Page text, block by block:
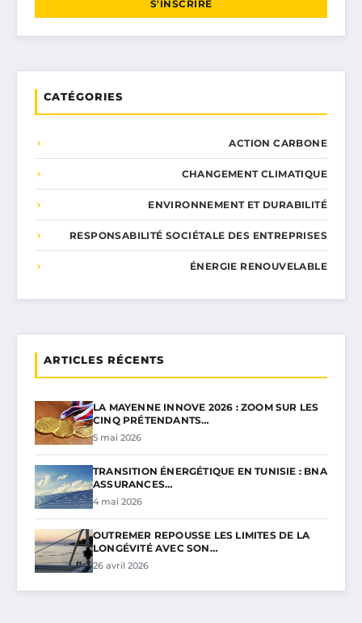
S'INSCRIRE
CATÉGORIES
ACTION CARBONE
CHANGEMENT CLIMATIQUE
ENVIRONNEMENT ET DURABILITÉ
RESPONSABILITÉ SOCIÉTALE DES ENTREPRISES
ÉNERGIE RENOUVELABLE
ARTICLES RÉCENTS
LA MAYENNE INNOVE 2026 : ZOOM SUR LES
CINQ PRÉTENDANTS…
5 mai 2026
TRANSITION ÉNERGÉTIQUE EN TUNISIE : BNA
ASSURANCES…
4 mai 2026
OUTREMER REPOUSSE LES LIMITES DE LA
LONGÉVITÉ AVEC SON…
26 avril 2026